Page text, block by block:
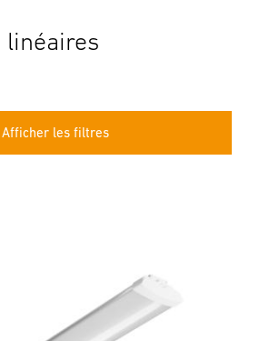
linéaires
Afficher les filtres